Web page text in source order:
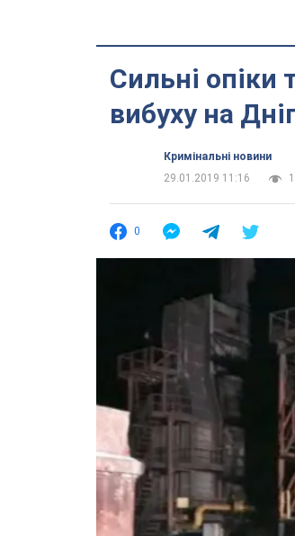
Сильні опіки
вибуху на
Кримінальні новини
29.01.2019 11:16
0